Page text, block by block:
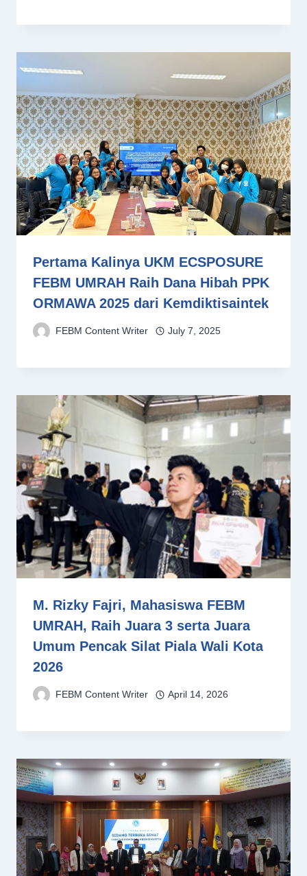
Pertama Kalinya UKM ECSPOSURE
FEBM UMRAH Raih Dana Hibah PPK
ORMAWA 2025 dari Kemdiktisaintek
FEBM Content Writer July 7, 2025
M. Rizky Fajri, Mahasiswa FEBM
UMRAH, Raih Juara 3 serta Juara
Umum Pencak Silat Piala Wali Kota
2026
FEBM Content Writer April 14, 2026